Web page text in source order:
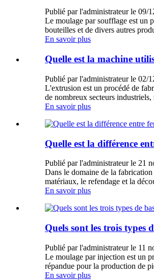
Publié par l'administrateur le 09/
Le moulage par soufflage est un
bouteilles et de divers autres
En savoir plus
Quelle est la machine
Publié par l'administrateur le 02/
L'extrusion est un procédé de
de nombreux secteurs
En savoir plus
Quelle est la différence
Publié par l'administrateur le 21
Dans le domaine de la
matériaux, le refendage et la
En savoir plus
Quels sont les trois types
Publié par l'administrateur le 11
Le moulage par injection est un
répandue pour la production de
En savoir plus